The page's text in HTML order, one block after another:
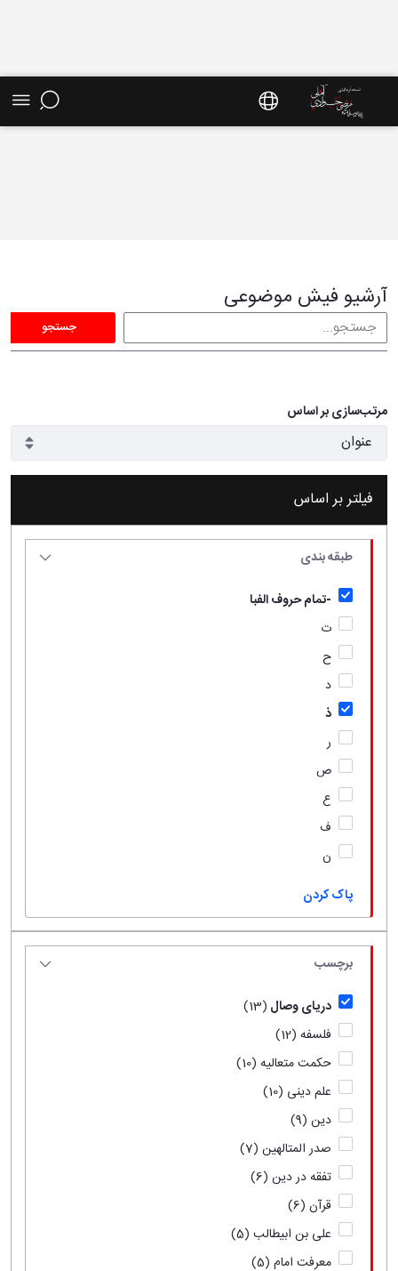
آرشیو فیش موضوعی
جستجو
مرتب‌سازی بر اساس
فیلتر بر اساس
طبقه بندی
-تمام حروف الفبا
ت
ح
د
ذ
ر
ص
ع
ف
ن
پاک کردن
برچسب
دریای وصال (13)
فلسفه (12)
حکمت متعالیه (10)
علم دینی (10)
دین (9)
صدر المتالهین (7)
تفقه در دین (6)
قرآن (6)
علی بن ابیطالب (5)
معرفت امام (5)